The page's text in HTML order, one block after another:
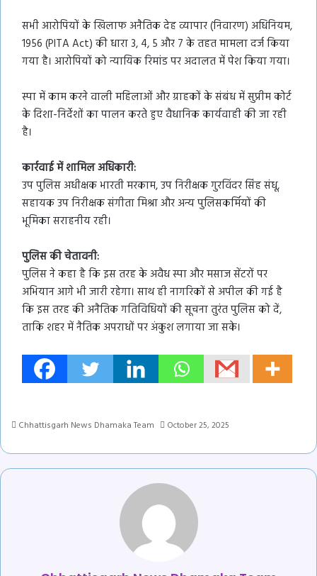
सभी आरोपियों के खिलाफ अनैतिक देह व्यापार (निवारण) अधिनियम,
1956 (PITA Act) की धारा 3, 4, 5 और 7 के तहत मामला दर्ज किया
गया है। आरोपियों को न्यायिक रिमांड पर अदालत में पेश किया गया।
स्पा में काम करने वाली महिलाओं और ग्राहकों के संबंध में सुप्रीम कोर्ट
के दिशा-निर्देशों का पालन करते हुए वैधानिक कार्यवाही की जा रही
है।
कार्रवाई में शामिल अधिकारी:
उप पुलिस अधीक्षक भारती मरकाम, उप निरीक्षक गुरविंदर सिंह संधू,
सहायक उप निरीक्षक संगीता मिश्रा और अन्य पुलिसकर्मियों की
भूमिका सराहनीय रही।
पुलिस की चेतावनी:
पुलिस ने कहा है कि इस तरह के अवैध स्पा और मसाज सेंटरों पर
अभियान आगे भी जारी रहेगा। साथ ही नागरिकों से अपील की गई है
कि इस तरह की अनैतिक गतिविधियों की सूचना तुरंत पुलिस को दें,
ताकि शहर में नैतिक अपराधों पर अंकुश लगाया जा सके।
Chhattisgarh News Dhamaka Team October 25, 2025